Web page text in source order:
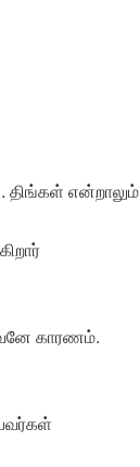
திங்கள் என்றாலும்
காரணம்.